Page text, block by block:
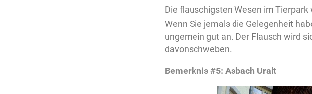
Die flauschigsten Wesen im
Wenn Sie jemals die Gelegenheit
ungemein gut an. Der Flausch wird
davonschweben.
Bemerknis #5: Asbach Uralt